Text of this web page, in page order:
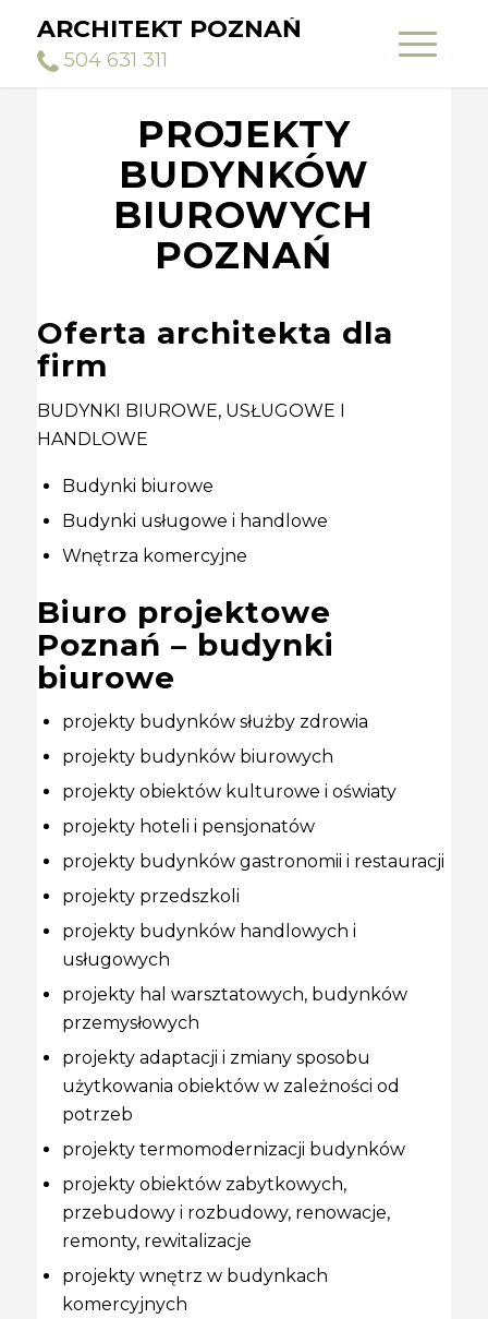
ARCHITEKT POZNAŃ
504 631 311
PROJEKTY
BUDYNKÓW
BIUROWYCH
POZNAŃ
Oferta architekta dla
firm
BUDYNKI BIUROWE, USŁUGOWE I
HANDLOWE
Budynki biurowe
Budynki usługowe i handlowe
Wnętrza komercyjne
Biuro projektowe
Poznań – budynki
biurowe
projekty budynków służby zdrowia
projekty budynków biurowych
projekty obiektów kulturowe i oświaty
projekty hoteli i pensjonatów
projekty budynków gastronomii i restauracji
projekty przedszkoli
projekty budynków handlowych i
usługowych
projekty hal warsztatowych, budynków
przemysłowych
projekty adaptacji i zmiany sposobu
użytkowania obiektów w zależności od
potrzeb
projekty termomodernizacji budynków
projekty obiektów zabytkowych,
przebudowy i rozbudowy, renowacje,
remonty, rewitalizacje
projekty wnętrz w budynkach
komercyjnych